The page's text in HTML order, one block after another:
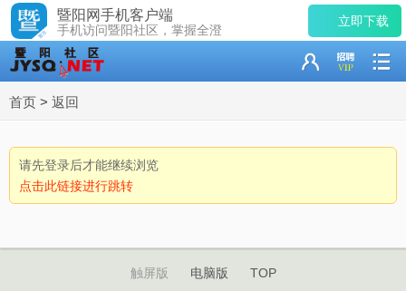
暨阳网手机客户端
手机访问暨阳社区，掌握全澄
立即下载
首页 > 返回
请先登录后才能继续浏览
点击此链接进行跳转
触屏版 电脑版 TOP